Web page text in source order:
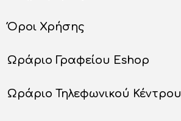
Όροι Χρήσης
Ωράριο Γραφείου Eshop
Ωράριο Τηλεφωνικού Κέντρου